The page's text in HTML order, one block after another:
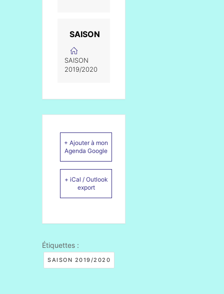
SAISON
SAISON
2019/2020
+ Ajouter à mon
Agenda Google
+ iCal / Outlook
export
Étiquettes :
SAISON 2019/2020